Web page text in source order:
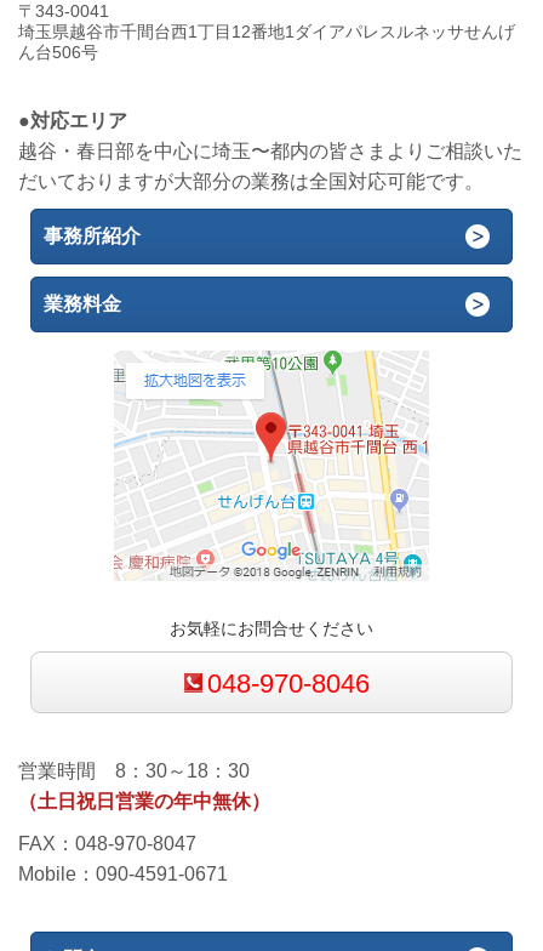
〒343-0041
埼玉県越谷市千間台西1丁目12番地1ダイアパレスルネッサせんげ
ん台506号
●対応エリア
越谷・春日部を中心に埼玉〜都内の皆さまよりご相談いた
だいておりますが大部分の業務は全国対応可能です。
事務所紹介
業務料金
お気軽にお問合せください
048-970-8046
営業時間 8：30～18：30
（土日祝日営業の年中無休）
FAX：048-970-8047
Mobile：090-4591-0671